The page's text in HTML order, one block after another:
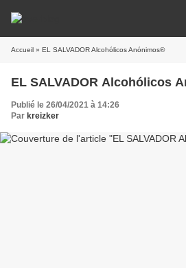
Accueil » EL SALVADOR Alcohólicos Anónimos®
EL SALVADOR Alcohólicos
Publié le 26/04/2021 à 14:26
Par kreizker